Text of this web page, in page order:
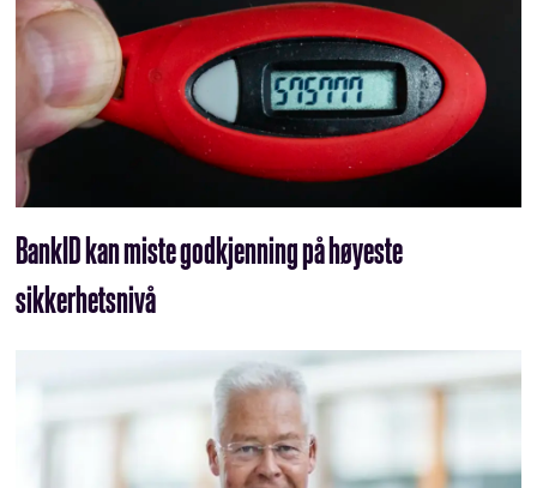
BankID kan miste godkjenning på høyeste
sikkerhetsnivå